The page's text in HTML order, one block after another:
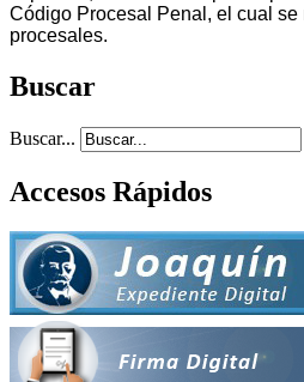
Código Procesal Penal, el cual se
procesales.
Buscar
Buscar...
Accesos Rápidos